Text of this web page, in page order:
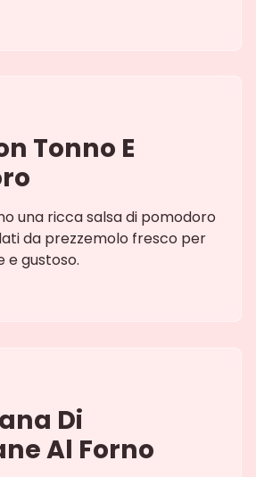
Tonno E
una ricca salsa di pomodoro
da prezzemolo fresco per
e gustoso.
Di
Al Forno